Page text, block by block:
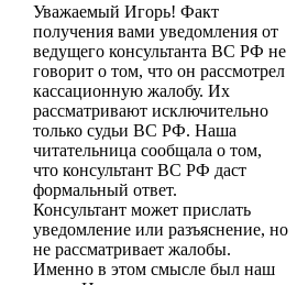
Уважаемый Игорь! Факт
получения вами уведомления от
ведущего консультанта ВС РФ не
говорит о том, что он рассмотрел
кассационную жалобу. Их
рассматривают исключительно
только судьи ВС РФ. Наша
читательница сообщала о том,
что консультант ВС РФ даст
формальный ответ.
Консультант может прислать
уведомление или разъяснение, но
не рассматривает жалобы.
Именно в этом смысле был наш